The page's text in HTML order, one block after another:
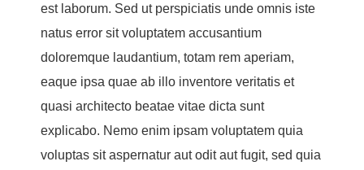
est laborum. Sed ut perspiciatis unde omnis iste
natus error sit voluptatem accusantium
doloremque laudantium, totam rem aperiam,
eaque ipsa quae ab illo inventore veritatis et
quasi architecto beatae vitae dicta sunt
explicabo. Nemo enim ipsam voluptatem quia
voluptas sit aspernatur aut odit aut fugit, sed quia